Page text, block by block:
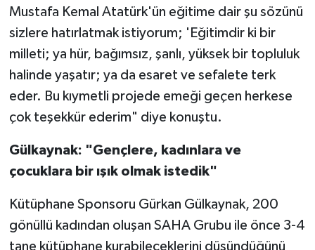
Mustafa Kemal Atatürk'ün eğitime dair şu sözünü
sizlere hatırlatmak istiyorum; 'Eğitimdir ki bir
milleti; ya hür, bağımsız, şanlı, yüksek bir topluluk
halinde yaşatır; ya da esaret ve sefalete terk
eder. Bu kıymetli projede emeği geçen herkese
çok teşekkür ederim" diye konuştu.
Gülkaynak: "Gençlere, kadınlara ve
çocuklara bir ışık olmak istedik"
Kütüphane Sponsoru Gürkan Gülkaynak, 200
gönüllü kadından oluşan SAHA Grubu ile önce 3-4
tane kütüphane kurabileceklerini düşündüğünü